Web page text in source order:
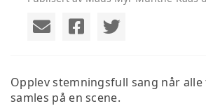
Opplev stemningsfull sang når
samles på en scene.